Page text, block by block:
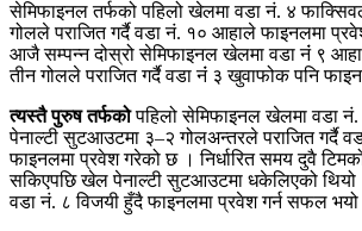
सेमिफाइनल तर्फको पहिलो खेलमा वडा नं. ४
गोलले पराजित गर्दै वडा नं. १० आहाले फाइनलमा
आजै सम्पन्न दोस्रो सेमिफाइनल खेलमा वडा नंं ९
तीन गोलले पराजित गर्दै वडा नंं ३ खुवाफोक पनि
त्यस्तै पुरुष तर्फकोपहिलो सेमिफाइनल खेलमा वडा
पेनाल्टी सुटआउटमा ३–२ गोलअन्तरले पराजित गर्दै
फाइनलमा प्रवेश गरेको छ । निर्धारित समय दुवै
सकिएपछि खेल पेनाल्टी सुटआउटमा धकेलिएको
वडा नं. ८ विजयी हुँदै फाइनलमा प्रवेश गर्न सफल भयो